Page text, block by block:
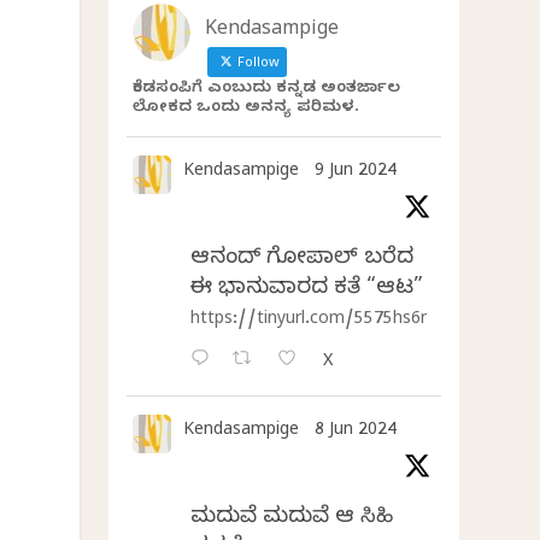
Kendasampige
Follow
ಕೆಂಡಸಂಪಿಗೆ ಎಂಬುದು ಕನ್ನಡ ಅಂತರ್ಜಾಲ
ಲೋಕದ ಒಂದು ಅನನ್ಯ ಪರಿಮಳ.
Kendasampige 9 Jun 2024
ಆನಂದ್‌ ಗೋಪಾಲ್‌ ಬರೆದ
ಈ ಭಾನುವಾರದ ಕತೆ “ಆಟ”
https://tinyurl.com/5575hs6r
X
Kendasampige 8 Jun 2024
ಮದುವೆ ಮದುವೆ ಆ ಸಿಹಿ